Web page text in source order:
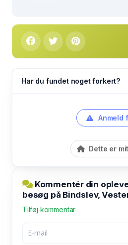
Har du fundet noget forkert?
Anmeld
Dette er
Kommentér din
besøg på Bindslev,
Tilføj kommentar